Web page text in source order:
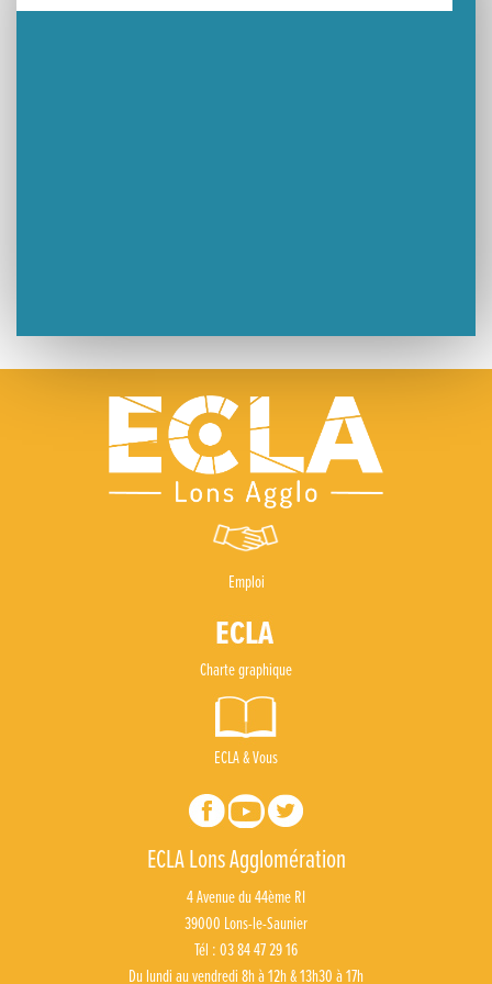
Un week-end placé sous le signe du souvenir et de l’émotion
Emploi
Charte graphique
ECLA & Vous
ECLA Lons Agglomération
4 Avenue du 44ème RI
39000 Lons-le-Saunier
Tél : 03 84 47 29 16
Du lundi au vendredi 8h à 12h & 13h30 à 17h